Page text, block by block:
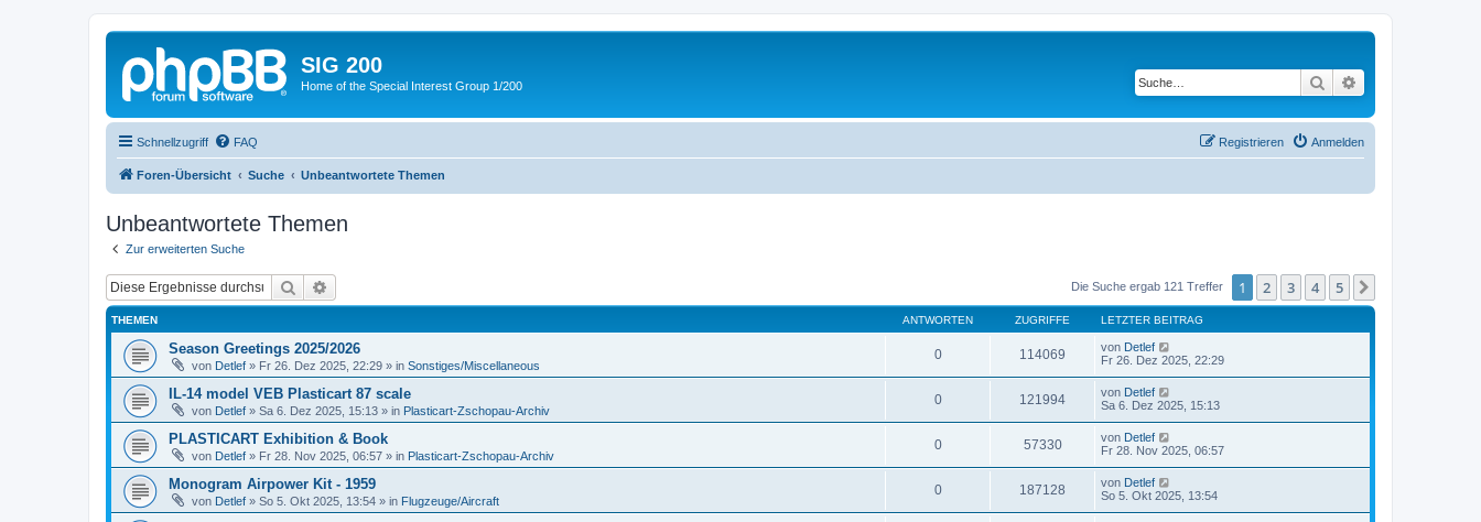
SIG 200
Home of the Special Interest Group 1/200 Suche
Schnellzugriff FAQ Anmelden
Registrieren
Foren-Übersicht Suche Unbeantwortete Themen
Unbeantwortete Themen
Zur erweiterten Suche
Suche Die Suche ergab 121 Treffer 1 2 3 4 5
THEMEN ANTWORTEN ZUGRIFFE LETZTER BEITRAG
Season Greetings 2025/2026
von Detlef » Fr 26. Dez 2025, 22:29 » in Sonstiges/Miscellaneous
0 114069 von Detlef
Fr 26. Dez 2025, 22:29
IL-14 model VEB Plasticart 87 scale
von Detlef » Sa 6. Dez 2025, 15:13 » in Plasticart-Zschopau-Archiv
0 121994 von Detlef
Sa 6. Dez 2025, 15:13
PLASTICART Exhibition & Book
von Detlef » Fr 28. Nov 2025, 06:57 » in Plasticart-Zschopau-Archiv
0 57330 von Detlef
Fr 28. Nov 2025, 06:57
Monogram Airpower Kit - 1959
von Detlef » So 5. Okt 2025, 13:54 » in Flugzeuge/Aircraft
0 187128 von Detlef
So 5. Okt 2025, 13:54